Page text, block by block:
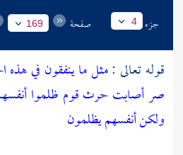
جزء 4 صفحة 169
قوله تعالى :مثل ما ينفقون في هذه
صر أصابت حرث قوم ظلموا أنفسهم
ولكن أنفسهم يظلمون